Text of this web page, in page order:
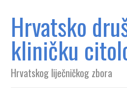
Hrvatsko
kliničku
Hrvatskog liječničkog zbora